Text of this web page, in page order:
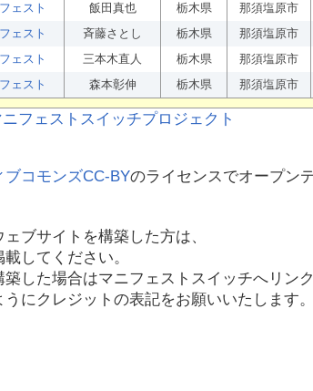
ェスト 飯田真也 栃木県 那須塩原市
ェスト 斉藤さとし 栃木県 那須塩原市
ェスト 三本木直人 栃木県 那須塩原市
ェスト 森本彰伸 栃木県 那須塩原市
ブコモンズCC-BYのライセンスでオープン
ブサイトを構築した方は、
してください。
した場合はマニフェストスイッチへリン
にクレジットの表記をお願いいたします。